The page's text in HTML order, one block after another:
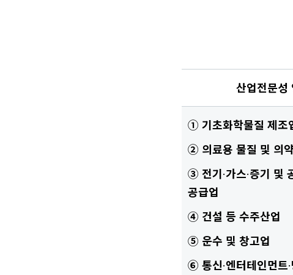
산업전문성
① 기초화학물질 제조
② 의료용 물질 및 의
③ 전기·가스·증기 및
공급업
④ 건설 등 수주산업
⑤ 운수 및 창고업
⑥ 통신·엔터테인먼트·